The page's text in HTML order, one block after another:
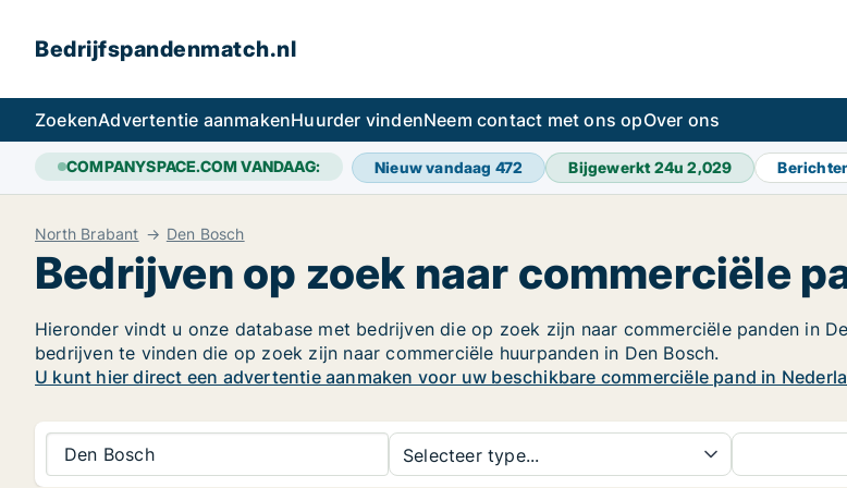
Bedrijfspandenmatch.nl
ZoekenAdvertentie aanmakenHuurder vindenNeem contact met ons opOver ons
COMPANYSPACE.COM VANDAAG: Nieuw vandaag 472 Bijgewerkt 24u2,029
North Brabant Den Bosch
Bedrijven op zoek naar commerciële
Hieronder vindt u onze database met bedrijven die op zoek zijn naar commerciële panden in
bedrijven te vinden die op zoek zijn naar commerciële huurpanden in Den Bosch.
U kunt hier direct een advertentie aanmaken voor uw beschikbare commerciële pand in
Den Bosch Selecteer type...